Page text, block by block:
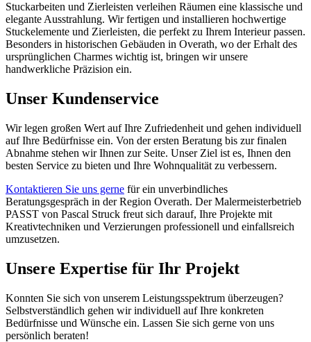
Stuckarbeiten und Zierleisten verleihen Räumen eine klassische und
elegante Ausstrahlung. Wir fertigen und installieren hochwertige
Stuckelemente und Zierleisten, die perfekt zu Ihrem Interieur passen.
Besonders in historischen Gebäuden in Overath, wo der Erhalt des
ursprünglichen Charmes wichtig ist, bringen wir unsere
handwerkliche Präzision ein.
Unser Kundenservice
Wir legen großen Wert auf Ihre Zufriedenheit und gehen individuell
auf Ihre Bedürfnisse ein. Von der ersten Beratung bis zur finalen
Abnahme stehen wir Ihnen zur Seite. Unser Ziel ist es, Ihnen den
besten Service zu bieten und Ihre Wohnqualität zu verbessern.
Kontaktieren Sie uns gerne für ein unverbindliches
Beratungsgespräch in der Region Overath. Der Malermeisterbetrieb
PASST von Pascal Struck freut sich darauf, Ihre Projekte mit
Kreativtechniken und Verzierungen professionell und einfallsreich
umzusetzen.
Unsere Expertise für Ihr Projekt
Konnten Sie sich von unserem Leistungsspektrum überzeugen?
Selbstverständlich gehen wir individuell auf Ihre konkreten
Bedürfnisse und Wünsche ein. Lassen Sie sich gerne von uns
persönlich beraten!